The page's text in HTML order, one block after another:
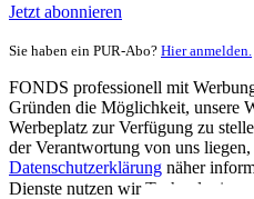
Jetzt abonnieren
Sie haben ein PUR-Abo? Hier anmelden.
FONDS professionell mit
Gründen die Möglichkeit, unsere
Werbeplatz zur Verfügung zu
der Verantwortung von uns
Datenschutzerklärung näher
Dienste nutzen wir Technologien